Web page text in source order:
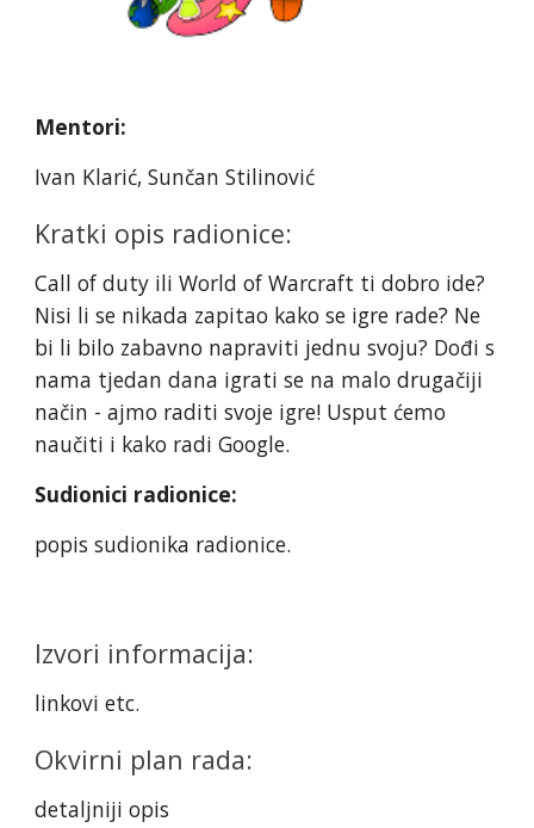
Mentori:
Ivan Klarić, Sunčan Stilinović
Kratki opis radionice:
Call of duty ili World of Warcraft ti dobro ide?
Nisi li se nikada zapitao kako se igre rade? Ne
bi li bilo zabavno napraviti jednu svoju? Dođi s
nama tjedan dana igrati se na malo drugačiji
način - ajmo raditi svoje igre! Usput ćemo
naučiti i kako radi Google.
Sudionici radionice:
popis sudionika radionice.
Izvori informacija:
linkovi etc.
Okvirni plan rada:
detaljniji opis